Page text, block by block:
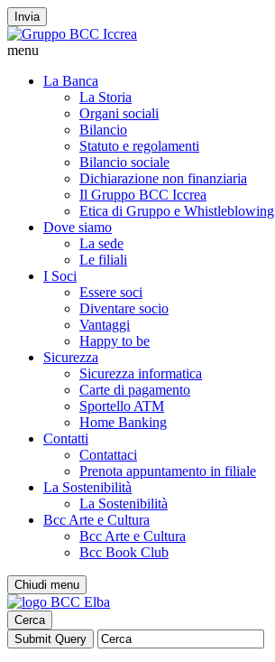
Invia
menu
La Banca
La Storia
Organi sociali
Bilancio
Statuto e regolamenti
Bilancio sociale
Dichiarazione non finanziaria
Il Gruppo BCC Iccrea
Etica di Gruppo e Whistleblowing
Dove siamo
La sede
Le filiali
I Soci
Essere soci
Diventare socio
Vantaggi
Happy to be
Sicurezza
Sicurezza informatica
Carte di pagamento
Sportello ATM
Home Banking
Contatti
Contattaci
Prenota appuntamento in filiale
La Sostenibilità
La Sostenibilità
Bcc Arte e Cultura
Bcc Arte e Cultura
Bcc Book Club
Chiudi menu
Cerca